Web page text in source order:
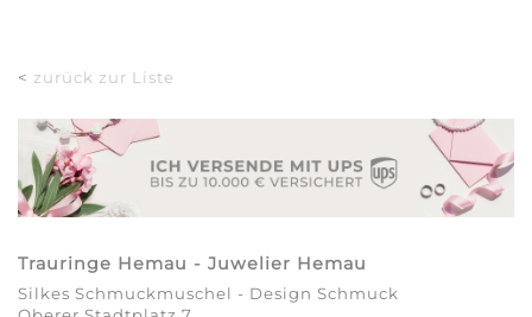
< zurück zur Liste
Trauringe Hemau - Juwelier Hemau
Silkes Schmuckmuschel - Design Schmuck